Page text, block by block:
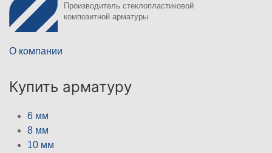
Производитель стеклопластиковой
композитной арматуры
О компании
Купить арматуру
6 мм
8 мм
10 мм